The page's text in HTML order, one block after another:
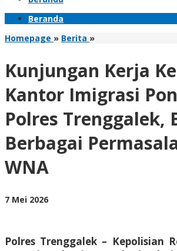
Beranda
Homepage » Berita »Kunjungan
Kantor
Ponorogo
ke
Polres
Trenggalek,
Bahas
Berbagai
Kunjungan Kerja
Kantor Imigrasi
Polres Trenggalek,
Berbagai
WNA
7 Mei 2026oleh
Polres Trenggalek – Kepolisian